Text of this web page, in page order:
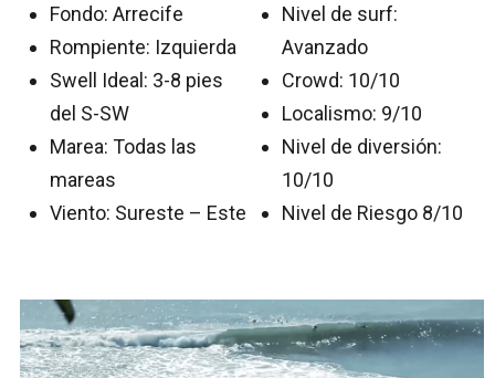
Fondo: Arrecife
Rompiente: Izquierda
Swell Ideal: 3-8 pies
del S-SW
Marea: Todas las
mareas
Viento: Sureste – Este
Nivel de surf:
Avanzado
Crowd: 10/10
Localismo: 9/10
Nivel de diversión:
10/10
Nivel de Riesgo 8/10